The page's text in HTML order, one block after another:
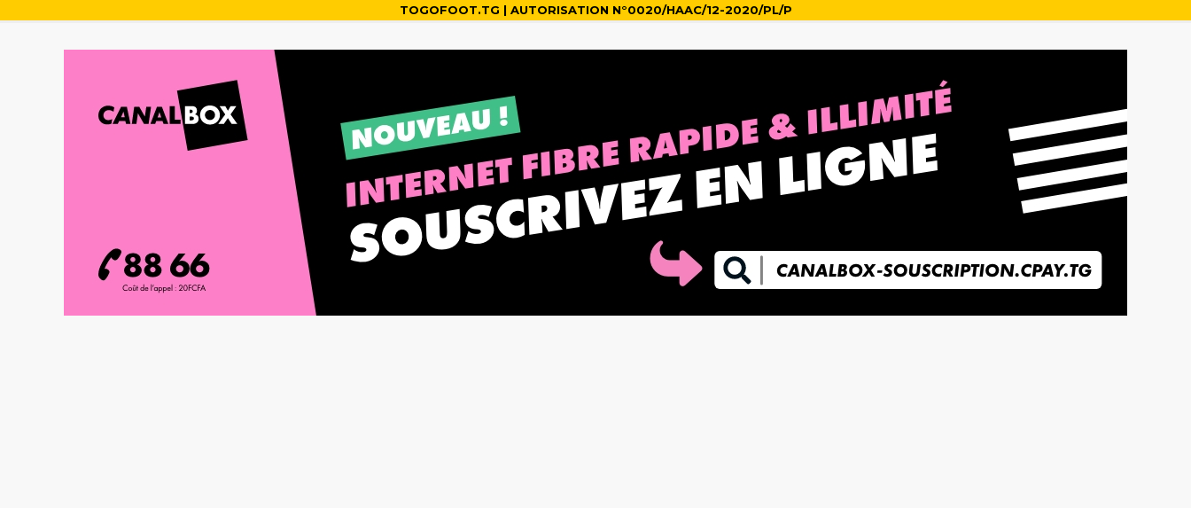
TOGOFOOT.TG | AUTORISATION N°0020/HAAC/12-2020/PL/P